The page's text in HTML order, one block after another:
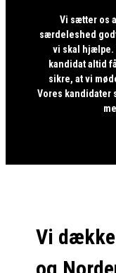
Vi sætter os
særdeleshed
vi skal hjælpe.
kandidat altid
sikre, at vi
Vores kandidater
Vi